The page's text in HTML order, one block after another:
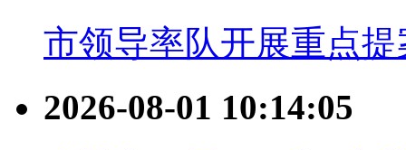
市领导率队开展重点
2026-08-01 10:14:05